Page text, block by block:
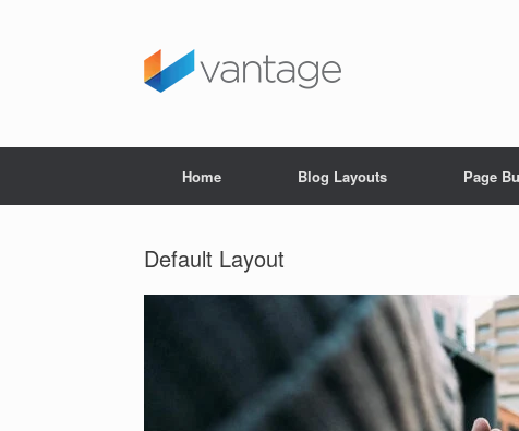
Home Blog Layouts Page
Default Layout